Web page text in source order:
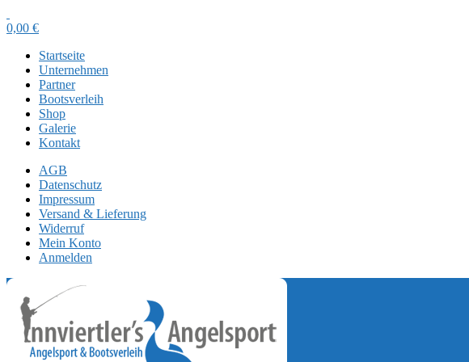
0,00 €
Startseite
Unternehmen
Partner
Bootsverleih
Shop
Galerie
Kontakt
AGB
Datenschutz
Impressum
Versand & Lieferung
Widerruf
Mein Konto
Anmelden